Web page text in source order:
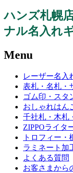
ハンズ札幌
ナル名入れ
Menu
Skip
content
レーザー名入
表札・名札・
ゴム印・スタ
おしゃれはん
千社札・木札
ZIPPOライタ
トロフィー・
ラミネート加
よくある質問
お客さまから